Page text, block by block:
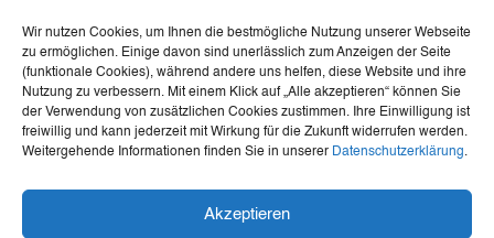
Wir nutzen Cookies, um Ihnen die bestmögliche Nutzung unserer Webseite
zu ermöglichen. Einige davon sind unerlässlich zum Anzeigen der Seite
(funktionale Cookies), während andere uns helfen, diese Website und ihre
Nutzung zu verbessern. Mit einem Klick auf „Alle akzeptieren“ können Sie
der Verwendung von zusätzlichen Cookies zustimmen. Ihre Einwilligung ist
freiwillig und kann jederzeit mit Wirkung für die Zukunft widerrufen werden.
Weitergehende Informationen finden Sie in unserer Datenschutzerklärung.
Akzeptieren
Webseite barrierefrei – für mehr Teilhabe,